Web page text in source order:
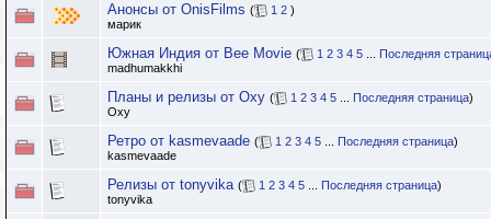
Анонсы от OnisFilms ( 1 2 )
марик
Южная Индия от Bee Movie ( 1 2 3 4 5
Последняя
madhumakkhi
Планы и релизы от Oxy ( 1 2 3 4 5 Последняя страница)
Oxy
Ретро от kasmevaade ( 1 2 3 4 5 Последняя страница)
kasmevaade
Релизы от tonyvika ( 1 2 3 4 5 Последняя страница)
tonyvika